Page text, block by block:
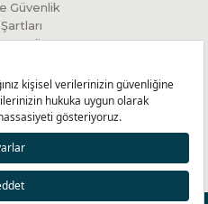
Güvenlik
Teslimat
Metni
Olmak için